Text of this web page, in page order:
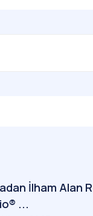
İlham Alan
...